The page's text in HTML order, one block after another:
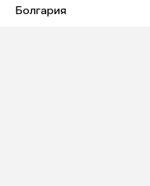
Болгария